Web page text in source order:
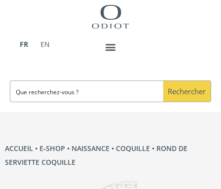
FR
EN
Rechercher
ACCUEIL • E‑SHOP • NAISSANCE • COQUILLE • ROND DE
SERVIETTE COQUILLE